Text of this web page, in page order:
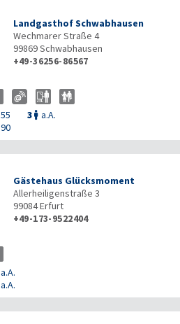
Landgasthof Schwabhausen
Wechmarer Straße 4
99869Schwabhausen
+49-36256-86567
55 3  a.A.
90
Gästehaus Glücksmoment
Allerheiligenstraße 3
99084Erfurt
+49-173-9522404
a.A.
a.A.